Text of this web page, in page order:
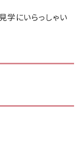
にいらっしゃい